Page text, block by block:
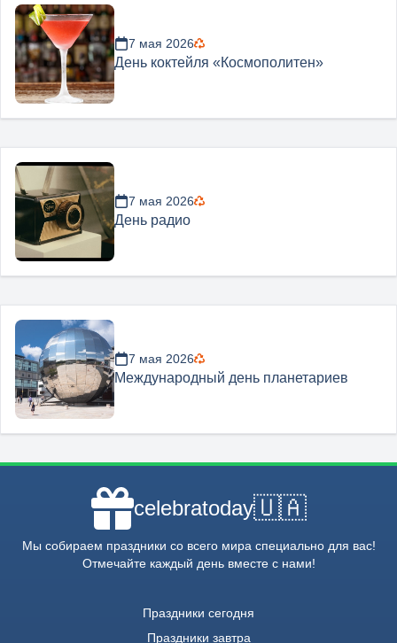
7 мая 2026
День коктейля «Космополитен»
7 мая 2026
День радио
7 мая 2026
Международный день планетариев
celebratoday🇺🇦
Мы собираем праздники со всего мира специально для вас!
Отмечайте каждый день вместе с нами!
Праздники сегодня
Праздники завтра